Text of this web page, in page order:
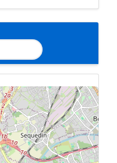
gevonden.
GPS coördinaten.